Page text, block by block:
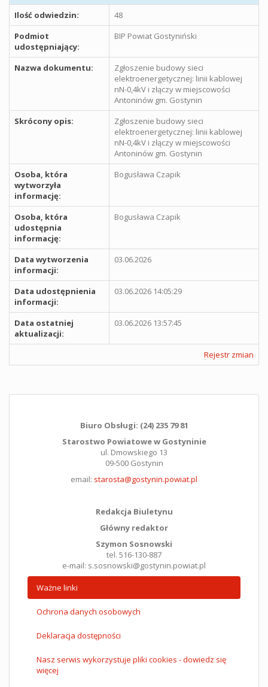
Ilość odwiedzin:
48
Podmiot
udostępniający:
BIP Powiat Gostyniński
Nazwa dokumentu:
Zgłoszenie budowy sieci
elektroenergetycznej: linii kablowej
nN-0,4kV i złączy w miejscowości
Antoninów gm. Gostynin
Skrócony opis:
Zgłoszenie budowy sieci
elektroenergetycznej: linii kablowej
nN-0,4kV i złączy w miejscowości
Antoninów gm. Gostynin
Osoba, która
wytworzyła
informację:
Bogusława Czapik
Osoba, która
udostępnia
informację:
Bogusława Czapik
Data wytworzenia
informacji:
03.06.2026
Data udostępnienia
informacji:
03.06.2026 14:05:29
Data ostatniej
aktualizacji:
03.06.2026 13:57:45
Rejestr zmian
Biuro Obsługi: (24) 235 79 81
Starostwo Powiatowe w Gostyninie
ul. Dmowskiego 13
09-500 Gostynin
email: starosta@gostynin.powiat.pl
Redakcja Biuletynu
Główny redaktor
Szymon Sosnowski
tel. 516-130-887
e-mail: s.sosnowski@gostynin.powiat.pl
Ważne linki
Ochrona danych osobowych
Deklaracja dostępności
Nasz serwis wykorzystuje pliki cookies - dowiedz się
więcej